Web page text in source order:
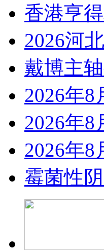
香港亨
2026河
戴博主
2026年
2026年
2026年8
霉菌性